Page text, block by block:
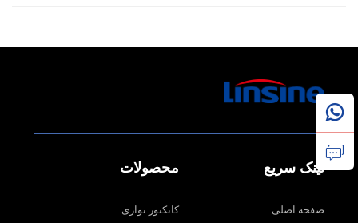
لینک سریع
صفحه اصلی
محصولات
کانکتور نواری